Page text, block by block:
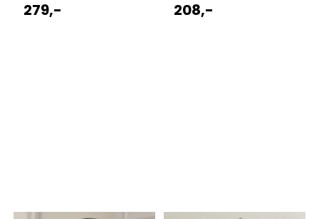
279,- 208,-